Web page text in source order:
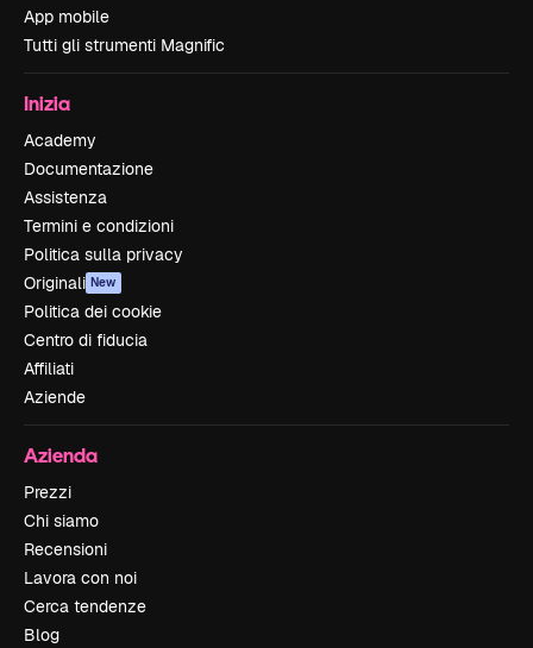
App mobile
Tutti gli strumenti Magnific
Inizia
Academy
Documentazione
Assistenza
Termini e condizioni
Politica sulla privacy
Originali New
Politica dei cookie
Centro di fiducia
Affiliati
Aziende
Azienda
Prezzi
Chi siamo
Recensioni
Lavora con noi
Cerca tendenze
Blog